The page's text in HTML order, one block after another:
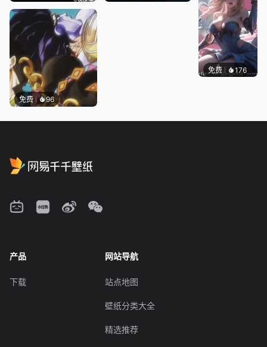
免费 96
免费 176｡
产品
下载
网站导航
站点地图
壁纸分类大全
精选推荐